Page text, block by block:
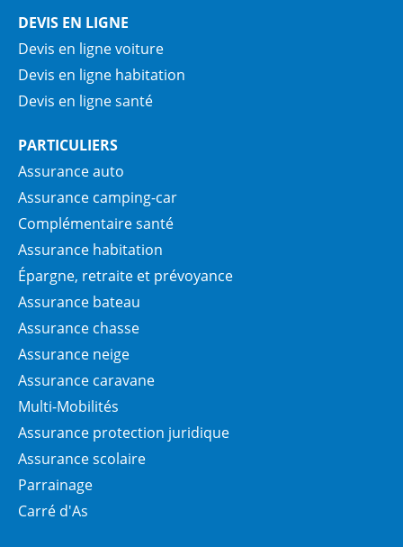
DEVIS EN LIGNE
Devis en ligne voiture
Devis en ligne habitation
Devis en ligne santé
PARTICULIERS
Assurance auto
Assurance camping-car
Complémentaire santé
Assurance habitation
Épargne, retraite et prévoyance
Assurance bateau
Assurance chasse
Assurance neige
Assurance caravane
Multi-Mobilités
Assurance protection juridique
Assurance scolaire
Parrainage
Carré d'As